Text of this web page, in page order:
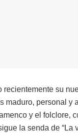
su
maduro, personal y
y el folclore,
la senda de “La